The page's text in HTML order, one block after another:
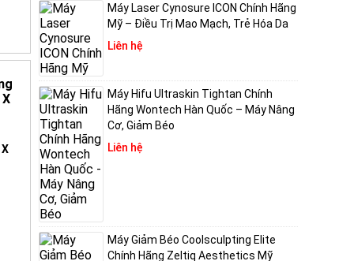
Máy Laser Cynosure ICON Chính Hãng
Mỹ – Điều Trị Mao Mạch, Trẻ Hóa Da
Liên hệ
Máy Hifu Ultraskin Tightan Chính
Hãng Wontech Hàn Quốc – Máy Nâng
Cơ, Giảm Béo
Liên hệ
Máy Giảm Béo Coolsculpting Elite
Chính Hãng Zeltiq Aesthetics Mỹ